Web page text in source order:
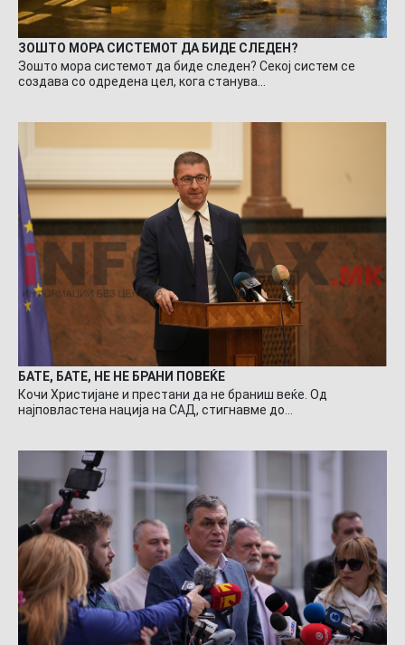
ЗОШТО МОРА СИСТЕМОТ ДА БИДЕ СЛЕДЕН?
Зошто мора системот да биде следен? Секој систем се
создава со одредена цел, кога станува…
БАТЕ, БАТЕ, НЕ НЕ БРАНИ ПОВЕЌЕ
Кочи Христијане и престани да не браниш веќе. Од
најповластена нација на САД, стигнавме до…